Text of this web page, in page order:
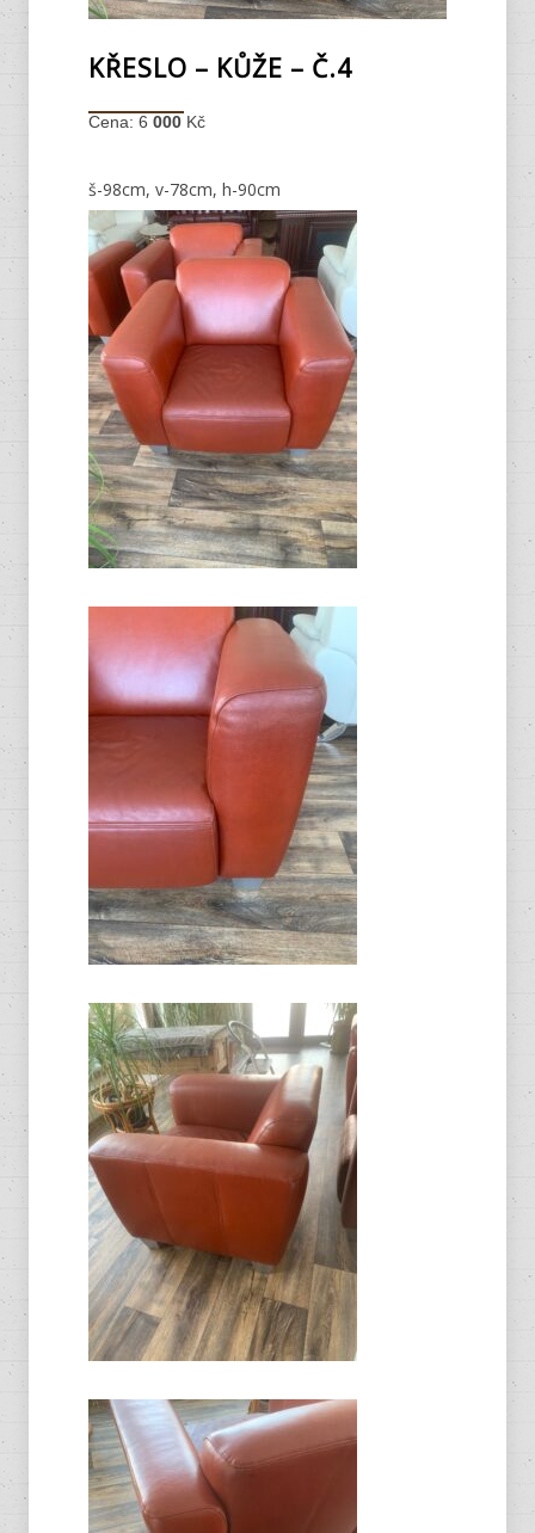
KŘESLO – KŮŽE – Č.4
Cena: 6 000 Kč
š-98cm, v-78cm, h-90cm